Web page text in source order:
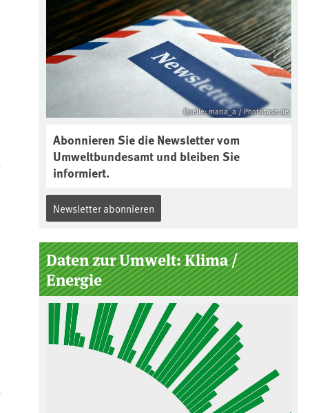
Quelle: maria_a / Photocase.de
Abonnieren Sie die Newsletter vom
Umweltbundesamt und bleiben Sie
informiert.
Newsletter abonnieren
Daten zur Umwelt: Klima /
Energie